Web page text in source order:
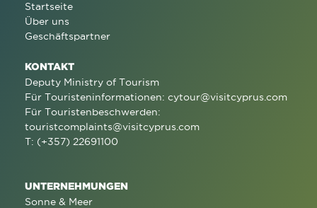
Startseite
Über uns
Geschäftspartner
KONTAKT
Deputy Ministry of Tourism
Für Touristeninformationen: cytour@visitcyprus.com
Für Touristenbeschwerden:
touristcomplaints@visitcyprus.com
T: (+357) 22691100
UNTERNEHMUNGEN
Sonne & Meer